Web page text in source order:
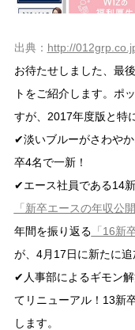
出典： http://
お待たせしました、最
トをご紹介します。ポ
すが、2017年度版と特
✔淡いブルーがさわや
卒4名で一新！
✔エース社員である14
「新卒エースの年収公開
年間を振り返る 「16新
が、4月17日に新たに追
✔人事部によるギモン
てリニューアル！13新
します。